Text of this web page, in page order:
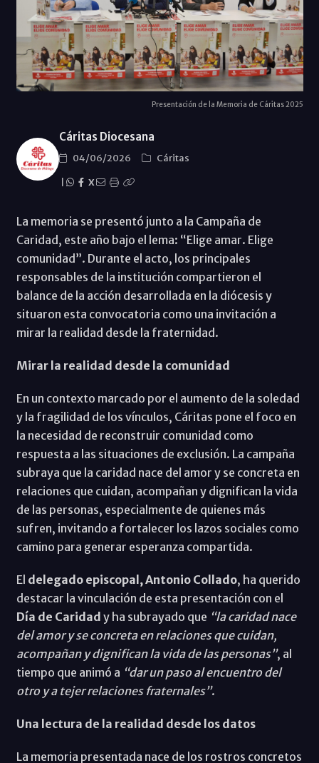
Presentación de la Memoria de Cáritas 2025
Cáritas Diocesana
04/06/2026
Cáritas
X
La memoria se presentó junto a la Campaña de
Caridad, este año bajo el lema: “Elige amar. Elige
comunidad”. Durante el acto, los principales
responsables de la institución compartieron el
balance de la acción desarrollada en la diócesis y
situaron esta convocatoria como una invitación a
mirar la realidad desde la fraternidad.
Mirar la realidad desde la comunidad
En un contexto marcado por el aumento de la soledad
y la fragilidad de los vínculos, Cáritas pone el foco en
la necesidad de reconstruir comunidad como
respuesta a las situaciones de exclusión. La campaña
subraya que la caridad nace del amor y se concreta en
relaciones que cuidan, acompañan y dignifican la vida
de las personas, especialmente de quienes más
sufren, invitando a fortalecer los lazos sociales como
camino para generar esperanza compartida.
El delegado episcopal, Antonio Collado, ha querido
destacar la vinculación de esta presentación con el
Día de Caridad y ha subrayado que “la caridad nace
del amor y se concreta en relaciones que cuidan,
acompañan y dignifican la vida de las personas”, al
tiempo que animó a “dar un paso al encuentro del
otro y a tejer relaciones fraternales”.
Una lectura de la realidad desde los datos
La memoria presentada nace de los rostros concretos